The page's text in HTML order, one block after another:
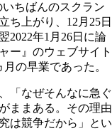
いちばんのスクラン
ち上がり、12月25日
2022年1月26日に論
ー』のウェブサイト
の早業であった。
「なぜそんなに急ぐ
ままある。その理由
は競争だから」とい